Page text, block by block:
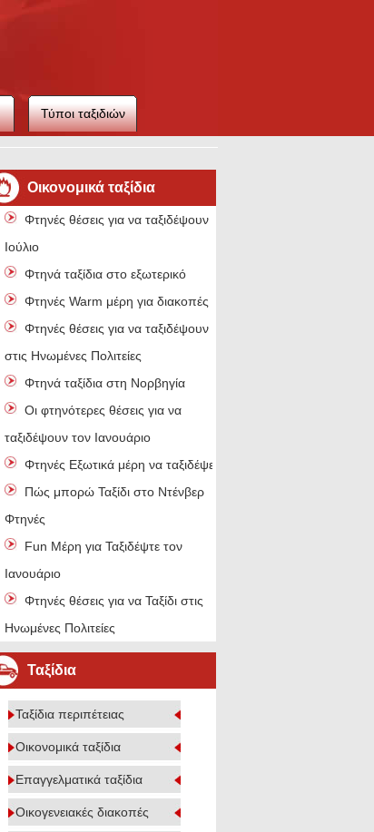
Τύποι ταξιδιών
Οικονομικά ταξίδια
Φτηνές θέσεις για να ταξιδέψουν τον
Ιούλιο
Φτηνά ταξίδια στο εξωτερικό
Φτηνές Warm μέρη για διακοπές
Φτηνές θέσεις για να ταξιδέψουν
στις Ηνωμένες Πολιτείες
Φτηνά ταξίδια στη Νορβηγία
Οι φτηνότερες θέσεις για να
ταξιδέψουν τον Ιανουάριο
Φτηνές Εξωτικά μέρη να ταξιδέψει
Πώς μπορώ Ταξίδι στο Ντένβερ
Φτηνές
Fun Μέρη για Ταξιδέψτε τον
Ιανουάριο
Φτηνές θέσεις για να Ταξίδι στις
Ηνωμένες Πολιτείες
Ταξίδια
Ταξίδια περιπέτειας
Οικονομικά ταξίδια
Επαγγελματικά ταξίδια
Οικογενειακές διακοπές